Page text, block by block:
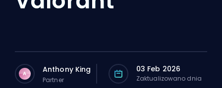
A Anthony King
Partner
03 Feb 2026
Zaktualizowano dnia